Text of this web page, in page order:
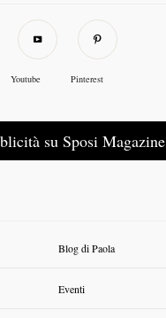
Youtube Pinterest
su Sposi Magazine
Blog di Paola
Eventi